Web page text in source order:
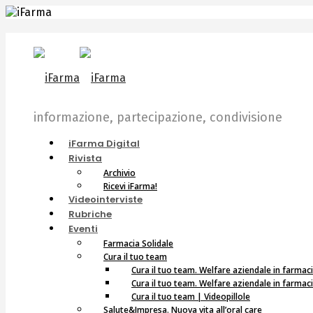
informazione, partecipazione, condivisione
iFarma Digital
Rivista
Archivio
Ricevi iFarma!
Videointerviste
Rubriche
Eventi
Farmacia Solidale
Cura il tuo team
Cura il tuo team. Welfare aziendale in
Cura il tuo team. Welfare aziendale in
Cura il tuo team | Videopillole
Salute&Impresa. Nuova vita all’oral care